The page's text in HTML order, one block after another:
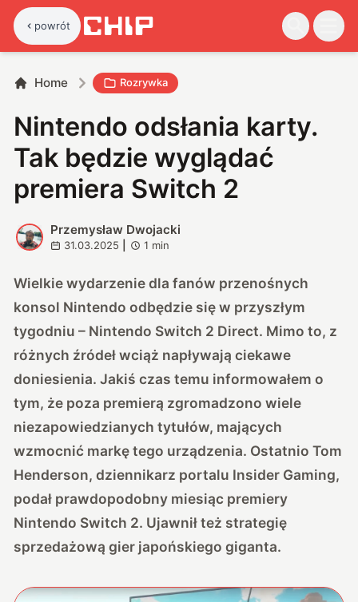
powrót
Home Rozrywka
Nintendo odsłania karty.
Tak będzie wyglądać
premiera Switch 2
P
Przemysław Dwojacki
31.03.2025 1 min
Wielkie wydarzenie dla fanów przenośnych
konsol Nintendo odbędzie się w przyszłym
tygodniu – Nintendo Switch 2 Direct. Mimo to, z
różnych źródeł wciąż napływają ciekawe
doniesienia. Jakiś czas temu informowałem o
tym, że poza premierą zgromadzono wiele
niezapowiedzianych tytułów, mających
wzmocnić markę tego urządzenia. Ostatnio Tom
Henderson, dziennikarz portalu Insider Gaming,
podał prawdopodobny miesiąc premiery
Nintendo Switch 2. Ujawnił też strategię
sprzedażową gier japońskiego giganta.